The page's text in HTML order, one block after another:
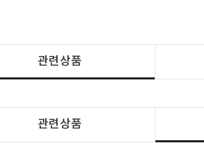
관련상품
관련상품